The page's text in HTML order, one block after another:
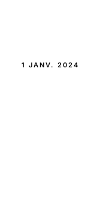
1 JANV. 2024